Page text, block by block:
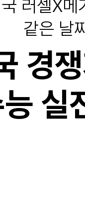
러셀X메
같은 날
경
실